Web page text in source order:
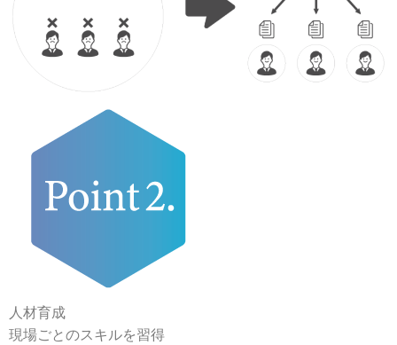
人材育成
現場ごとのスキルを習得